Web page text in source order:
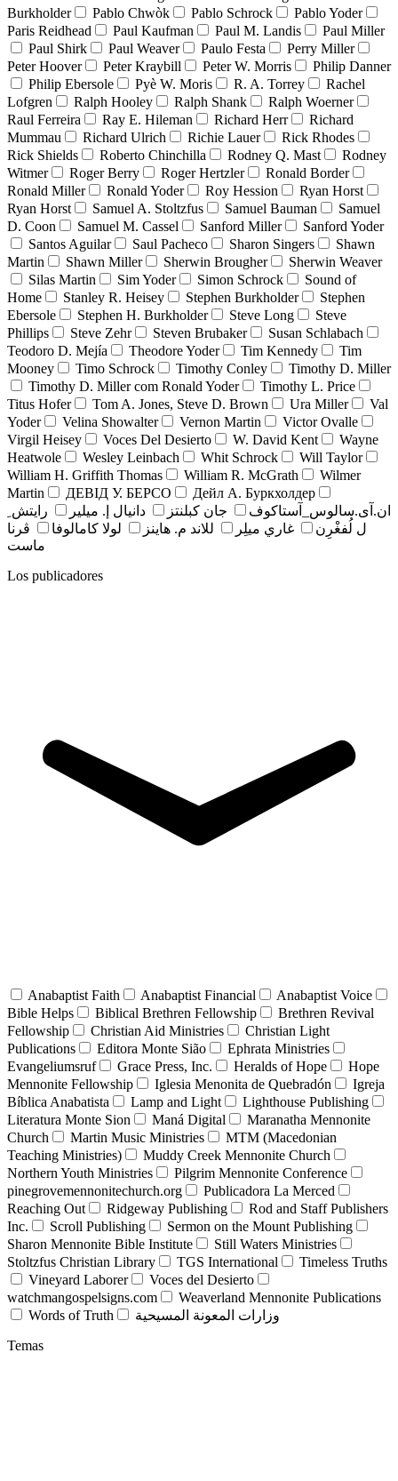
Burkholder
Pablo Chwòk Pablo Schrock
Pablo Yoder
Paris Reidhead
Paul Kaufman Paul M. Landis
Paul Miller
Paul Shirk
Paul Weaver Paulo Festa
Perry Miller
Peter Hoover
Peter Kraybill Peter W. Morris
Philip Danner
Philip Ebersole
Pyè W. Moris R. A. Torrey
Rachel
Lofgren
Ralph Hooley Ralph Shank
Ralph Woerner
Raul Ferreira
Ray E. Hileman Richard Herr
Richard
Mummau
Richard Ulrich Richie Lauer
Rick Rhodes
Rick Shields
Roberto Chinchilla Rodney Q. Mast
Rodney
Witmer
Roger Berry Roger Hertzler
Ronald Border
Ronald Miller
Ronald Yoder Roy Hession
Ryan Horst
Ryan Horst
Samuel A. Stoltzfus Samuel Bauman
Samuel
D. Coon
Samuel M. Cassel Sanford Miller
Sanford Yoder
Santos Aguilar
Saul Pacheco Sharon Singers
Shawn
Martin
Shawn Miller Sherwin Brougher
Sherwin Weaver
Silas Martin
Sim Yoder Simon Schrock
Sound of
Home
Stanley R. Heisey Stephen Burkholder
Stephen
Ebersole
Stephen H. Burkholder Steve Long
Steve
Phillips
Steve Zehr Steven Brubaker
Susan Schlabach
Teodoro D. Mejía
Theodore Yoder Tim Kennedy
Tim
Mooney
Timo Schrock Timothy Conley
Timothy D. Miller
Timothy D. Miller com Ronald Yoder
Timothy L. Price
Titus Hofer
Tom A. Jones, Steve D. Brown Ura Miller
Val
Yoder
Velina Showalter Vernon Martin
Victor Ovalle
Virgil Heisey
Voces Del Desierto W. David Kent
Wayne
Heatwole
Wesley Leinbach Whit Schrock
Will Taylor
William H. Griffith Thomas
William R. McGrath
Wilmer
Martin
ДЕВІД У. БЕРСО
Дейл А. Буркхолдер
ان.آی.سالوس_آستاکوف
جان کبلنتز دانيال إ. ميلير
رايتش ِ
ل لُفغْرِن
غاري ميلِر للاند م. هاينز لولا كامالوفا
ڤرنا
ماست
Los publicadores
Anabaptist Faith Anabaptist Financial
Anabaptist Voice
Bible Helps
Biblical Brethren Fellowship
Brethren Revival
Fellowship
Christian Aid Ministries
Christian Light
Publications
Editora Monte Sião
Ephrata Ministries
Evangeliumsruf
Grace Press, Inc. Heralds of Hope
Hope
Mennonite Fellowship
Iglesia Menonita de Quebradón
Igreja
Bíblica Anabatista
Lamp and Light
Lighthouse Publishing
Literatura Monte Sion
Maná Digital
Maranatha Mennonite
Church
Martin Music Ministries
MTM (Macedonian
Teaching Ministries)
Muddy Creek Mennonite Church
Northern Youth Ministries
Pilgrim Mennonite Conference
pinegrovemennonitechurch.org
Publicadora La Merced
Reaching Out
Ridgeway Publishing
Rod and Staff Publishers
Inc.
Scroll Publishing
Sermon on the Mount Publishing
Sharon Mennonite Bible Institute
Still Waters Ministries
Stoltzfus Christian Library
TGS International
Timeless Truths
Vineyard Laborer
Voces del Desierto
watchmangospelsigns.com
Weaverland Mennonite Publications
Words of Truth
وزارات المعونة المسيحية
Temas